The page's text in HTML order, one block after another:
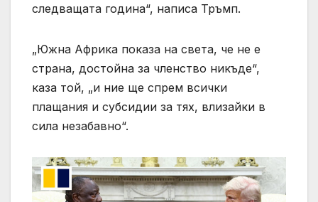
следващата година“, написа Тръмп.
„Южна Африка показа на света, че не е
страна, достойна за членство никъде“,
каза той, „и ние ще спрем всички
плащания и субсидии за тях, влизайки в
сила незабавно“.